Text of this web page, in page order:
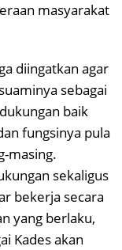
masyarakat
diingatkan agar
sebagai
baik
fungsinya pula
masing.
sekaligus
bekerja secara
yang berlaku,
Kades akan